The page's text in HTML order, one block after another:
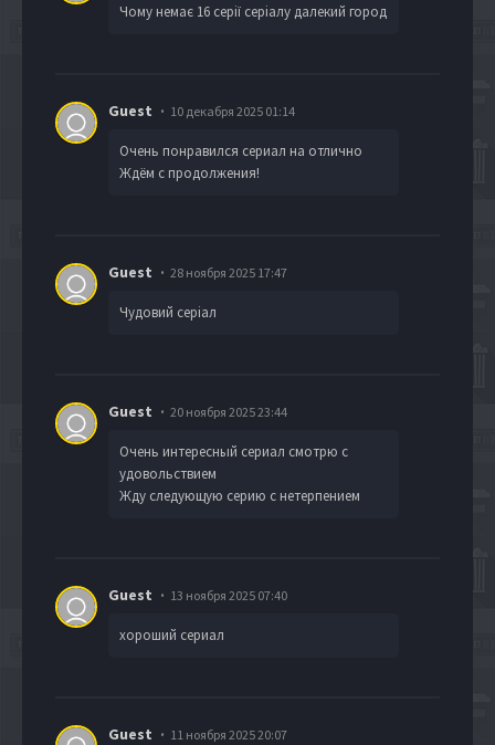
Чому немає 16 серії серіалу далекий город
Guest 10 декабря 2025 01:14
Очень понравился сериал на отлично
Ждём с продолжения!
Guest 28 ноября 2025 17:47
Чудовий серіал
Guest 20 ноября 2025 23:44
Очень интересный сериал смотрю с
удовольствием
Жду следующую серию с нетерпением
Guest 13 ноября 2025 07:40
хороший сериал
Guest 11 ноября 2025 20:07